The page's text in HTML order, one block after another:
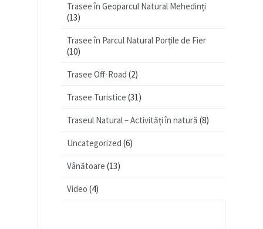
Trasee în Geoparcul Natural Mehedinți
(13)
Trasee în Parcul Natural Porțile de Fier
(10)
Trasee Off-Road (2)
Trasee Turistice (31)
Traseul Natural – Activități în natură (8)
Uncategorized (6)
Vânătoare (13)
Video (4)